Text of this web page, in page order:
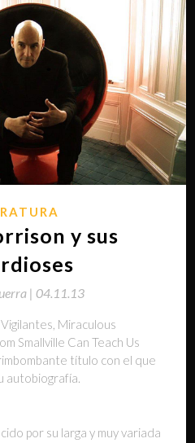
y sus
| 04.11.13
Miraculous
Smallville Can Teach Us
título con el que
autobiografía.
por su larga y muy variada